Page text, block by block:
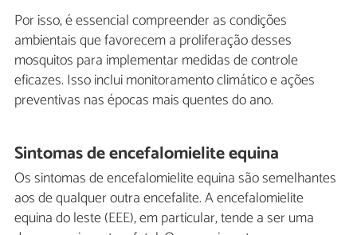
Por isso, é essencial compreender as condições
ambientais que favorecem a proliferação desses
mosquitos para implementar medidas de controle
eficazes. Isso inclui monitoramento climático e ações
preventivas nas épocas mais quentes do ano.
Sintomas de encefalomielite equina
Os sintomas de encefalomielite equina são semelhantes
aos de qualquer outra encefalite. A encefalomielite
equina do leste (EEE), em particular, tende a ser uma